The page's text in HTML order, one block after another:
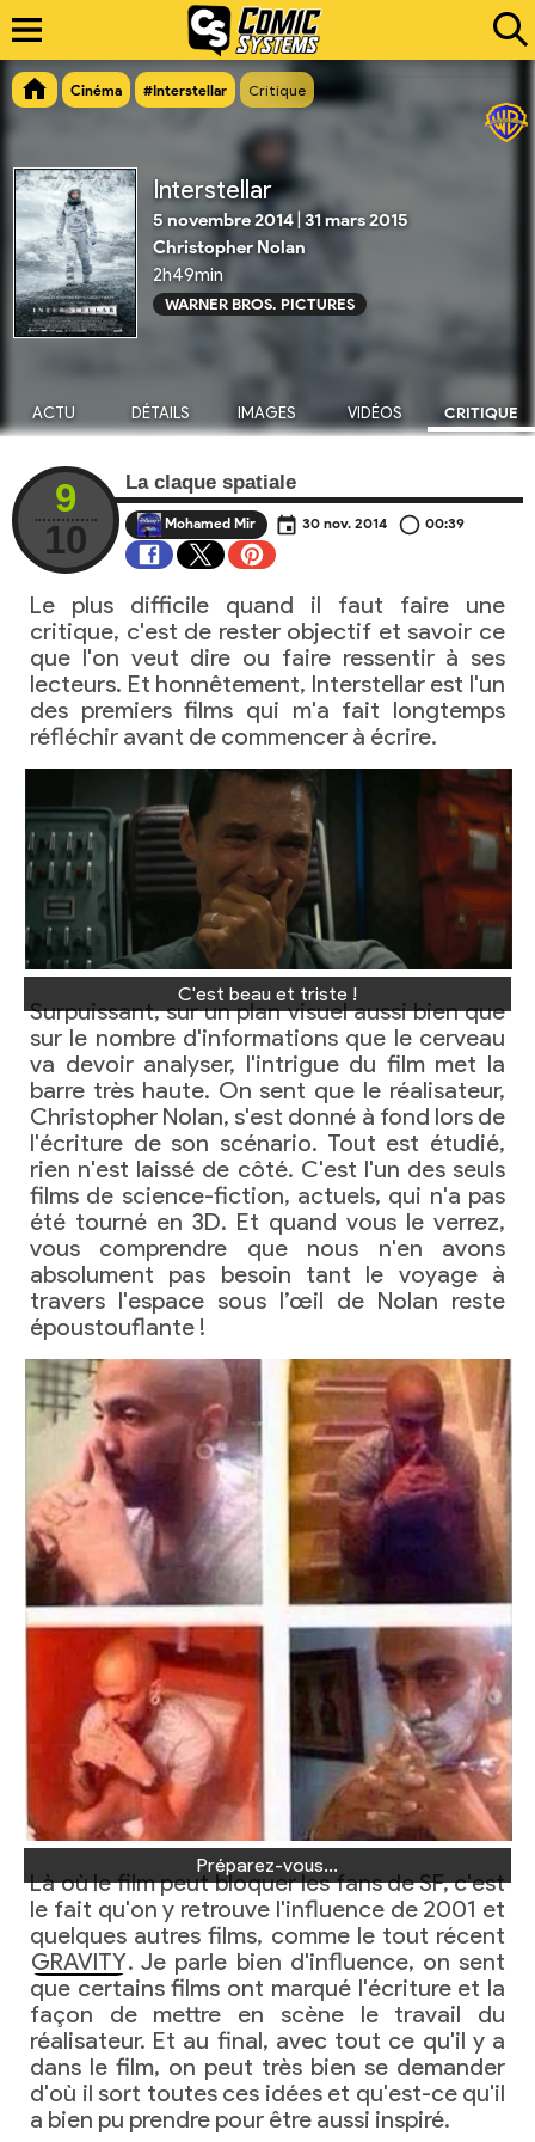
Cinéma #Interstellar Critique
Interstellar
5 novembre 2014|31 mars 2015
Christopher Nolan
2h49min
WARNER BROS. PICTURES
ACTU DÉTAILS IMAGES VIDÉOS CRITIQUE
9
10
La claque spatiale
Mohamed Mir 30 nov. 2014 00:39
Le plus difficile quand il faut faire une
critique, c'est de rester objectif et savoir ce
que l'on veut dire ou faire ressentir à ses
lecteurs. Et honnêtement, Interstellar est l'un
des premiers films qui m'a fait longtemps
réfléchir avant de commencer à écrire.
C'est beau et triste !
Surpuissant, sur un plan visuel aussi bien que
sur le nombre d'informations que le cerveau
va devoir analyser, l'intrigue du film met la
barre très haute. On sent que le réalisateur,
Christopher Nolan, s'est donné à fond lors de
l'écriture de son scénario. Tout est étudié,
rien n'est laissé de côté. C'est l'un des seuls
films de science-fiction, actuels, qui n'a pas
été tourné en 3D. Et quand vous le verrez,
vous comprendre que nous n'en avons
absolument pas besoin tant le voyage à
travers l'espace sous l’œil de Nolan reste
époustouflante !
Préparez-vous...
Là où le film peut bloquer les fans de SF, c'est
le fait qu'on y retrouve l'influence de 2001 et
quelques autres films, comme le tout récent
GRAVITY. Je parle bien d'influence, on sent
que certains films ont marqué l'écriture et la
façon de mettre en scène le travail du
réalisateur. Et au final, avec tout ce qu'il y a
dans le film, on peut très bien se demander
d'où il sort toutes ces idées et qu'est-ce qu'il
a bien pu prendre pour être aussi inspiré.